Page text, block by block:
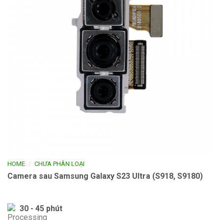
HOME / CHƯA PHÂN LOẠI
Camera sau Samsung Galaxy S23 Ultra (S918, S9180)
30 - 45 phút